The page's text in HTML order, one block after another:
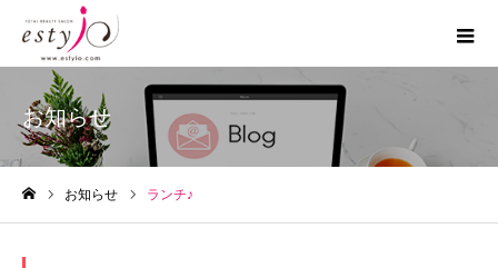
お知らせ
お知らせ ランチ♪